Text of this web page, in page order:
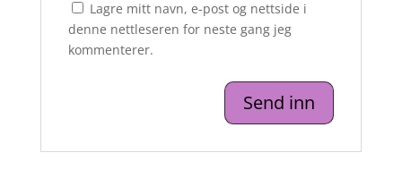
Lagre mitt navn, e-post og nettside i
denne nettleseren for neste gang jeg
kommenterer.